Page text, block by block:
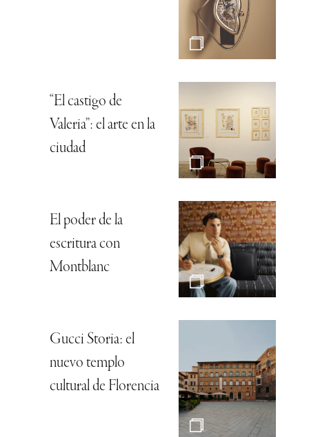
“El castigo de
Valeria”: el arte en la
ciudad
El poder de la
escritura con
Montblanc
Gucci Storia: el
nuevo templo
cultural de Florencia